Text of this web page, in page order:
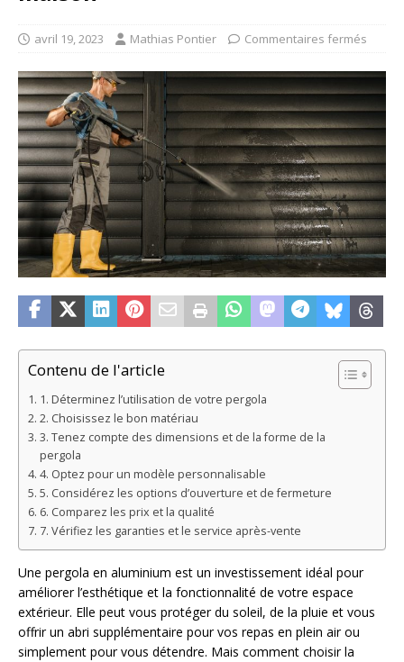
avril 19, 2023 Mathias Pontier Commentaires fermés
Contenu de l'article
1. Déterminez l’utilisation de votre pergola
2. Choisissez le bon matériau
3. Tenez compte des dimensions et de la forme de la
pergola
4. Optez pour un modèle personnalisable
5. Considérez les options d’ouverture et de fermeture
6. Comparez les prix et la qualité
7. Vérifiez les garanties et le service après-vente
Une pergola en aluminium est un investissement idéal pour
améliorer l’esthétique et la fonctionnalité de votre espace
extérieur. Elle peut vous protéger du soleil, de la pluie et vous
offrir un abri supplémentaire pour vos repas en plein air ou
simplement pour vous détendre. Mais comment choisir la